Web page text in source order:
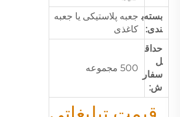
بسته‌ب
ندی:
جعبه پلاستیکی یا جعبه
کاغذی
حداق
ل
سفار
ش:
500 مجموعه